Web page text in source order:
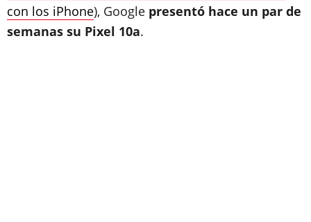
con los iPhone), Google presentó hace un par de
semanas su Pixel 10a.